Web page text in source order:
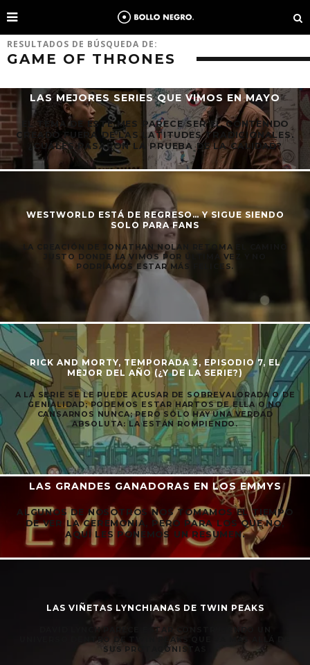
RESULTADOS DE BÚSQUEDA DE:
GAME OF THRONES
LAS MEJORES SERIES QUE VIMOS EN MAYO
EL TEMA DE ESTE MES PARECE SER EL CONTENIDO
CREADO FUERA DE LAS LATITUDES TRADICIONALES.
¿CUÁLES PASARON LA PRUEBA DE LA CALIDAD?
WESTWORLD ESTÁ DE REGRESO… Y SIGUE SIENDO
SOLO PARA FANS
LA CREACIÓN DE JONATHAN NOLAN RETOMA EL CAMINO
JUSTO DONDE LA VIMOS POR ÚLTIMA VEZ Y NO
PODRÍAMOS ESTAR MÁS FELICES.
RICK AND MORTY, TEMPORADA 3, EPISODIO 7, EL
MEJOR DEL AÑO (¿Y DE LA SERIE?)
A LA SERIE SE LE PUEDE ACUSAR DE SOBREVALORADA O DE
GENIALIDAD; PODEMOS ESTAR HARTOS DE ELLA O NO
CANSARNOS NUNCA; PERO SÓLO HAY UNA VERDAD
ABSOLUTA: LA ESTÁN ROMPIENDO.
LAS GRANDES GANADORAS EN LOS EMMYS
ALGUNOS DE NOSOTROS NOS TOMAMOS EL TIEMPO
DE VER LA CEREMONIA, PERO PARA LOS QUE NO,
AQUÍ LES PONEMOS UN RESUMEN.
LAS VIÑETAS LYNCHIANAS DE TWIN PEAKS
DAVID LYNCH PARECE ESTAR CONSTRUYENDO UN
UNIVERSO DENTRO DE TWIN PEAKS QUE VA MÁS ALLÁ DE
SUS PROTAGONISTAS